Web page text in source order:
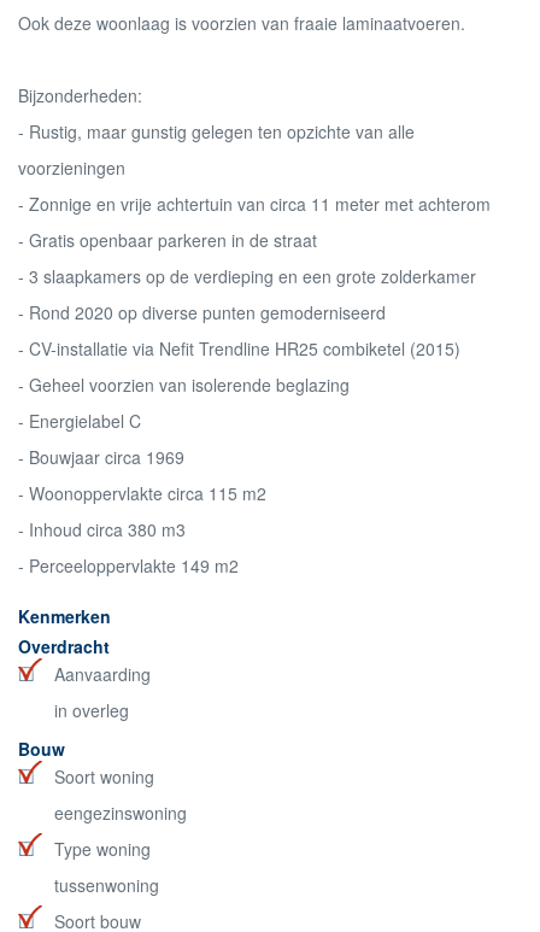
Ook deze woonlaag is voorzien van fraaie laminaatvoeren.
Bijzonderheden:
- Rustig, maar gunstig gelegen ten opzichte van alle
voorzieningen
- Zonnige en vrije achtertuin van circa 11 meter met achterom
- Gratis openbaar parkeren in de straat
- 3 slaapkamers op de verdieping en een grote zolderkamer
- Rond 2020 op diverse punten gemoderniseerd
- CV-installatie via Nefit Trendline HR25 combiketel (2015)
- Geheel voorzien van isolerende beglazing
- Energielabel C
- Bouwjaar circa 1969
- Woonoppervlakte circa 115 m2
- Inhoud circa 380 m3
- Perceeloppervlakte 149 m2
Kenmerken
Overdracht
Aanvaarding
in overleg
Bouw
Soort woning
eengezinswoning
Type woning
tussenwoning
Soort bouw